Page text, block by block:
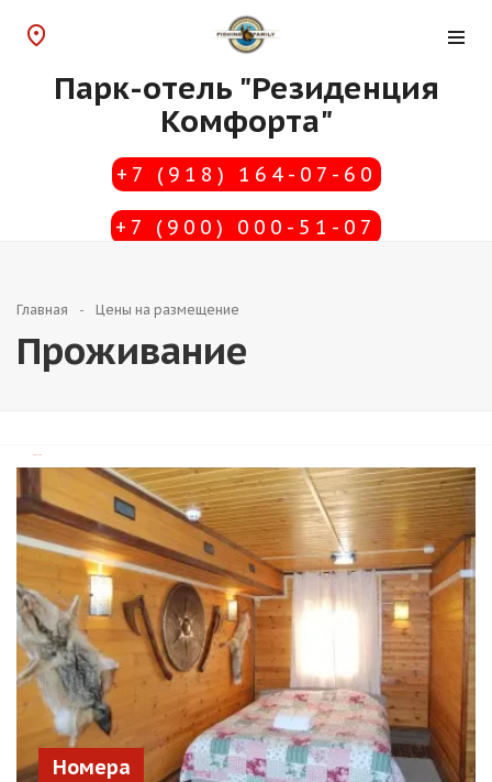
Парк-отель "Резиденция
Комфорта"
+7 (918) 164-07-60
+7 (900) 000-51-07
Главная Цены на размещение
Проживание
Номера